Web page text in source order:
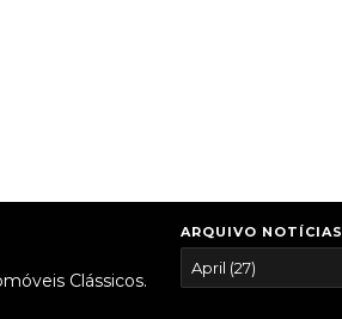
Clássicos.
ARQUIVO NOTÍCIAS